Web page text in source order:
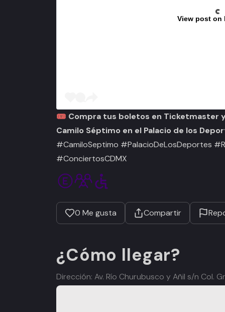
View post on
🎟️ Compra tus boletos en Ticketmaster
Camilo Séptimo en el Palacio de los
#CamiloSeptimo #PalacioDeLosDeportes
#ConciertosCDMX
0 Me gusta Compartir
¿Cómo llegar?
Dirección: Av. Río Churubusco y Añil s/n Col.